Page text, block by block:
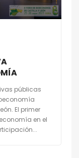
públicas
El primer
en el